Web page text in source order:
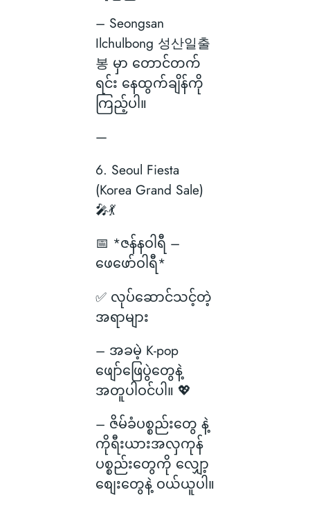
– Seongsan
Ilchulbong 성산일출
봉 မှာ တောင်တက်
ရင်း နေထွက်ချိန်ကို
ကြည့်ပါ။
—
6. Seoul Fiesta
(Korea Grand Sale)
🎤💃
📅 *ဇန်နဝါရီ –
ဖေဖော်ဝါရီ*
✅ လုပ်ဆောင်သင့်တဲ့
အရာများ
– အခမဲ့ K-pop
ဖျော်ဖြေပွဲတွေနဲ့
အတူပါဝင်ပါ။ 💖
– ဇိမ်ခံပစ္စည်းတွေ နဲ့
ကိုရီးယားအလှကုန်
ပစ္စည်းတွေကို လျှော့
စျေးတွေနဲ့ ဝယ်ယူပါ။